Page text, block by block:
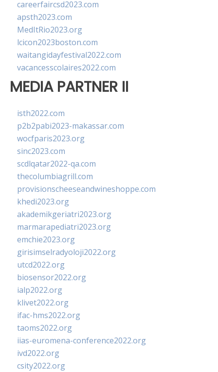
careerfaircsd2023.com
apsth2023.com
MedItRio2023.org
lcicon2023boston.com
waitangidayfestival2022.com
vacancesscolaires2022.com
MEDIA PARTNER II
isth2022.com
p2b2pabi2023-makassar.com
wocfparis2023.org
sinc2023.com
scdlqatar2022-qa.com
thecolumbiagrill.com
provisionscheeseandwineshoppe.com
khedi2023.org
akademikgeriatri2023.org
marmarapediatri2023.org
emchie2023.org
girisimselradyoloji2022.org
utcd2022.org
biosensor2022.org
ialp2022.org
klivet2022.org
ifac-hms2022.org
taoms2022.org
iias-euromena-conference2022.org
ivd2022.org
csity2022.org